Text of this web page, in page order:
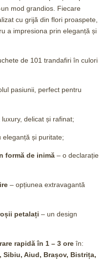
mod grandios. Fiecare
cu grijă din flori proaspete,
a impresiona prin eleganță și
de 101 trandafiri în culori
pasiunii, perfect pentru
delicat și rafinat;
eleganță și puritate;
formă de inimă – o declarație
– opțiunea extravagantă
petalați – un design
rapidă în 1 – 3 ore în:
Sibiu, Aiud, Brașov, Bistrița,